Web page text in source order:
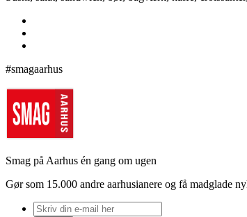
#smagaarhus
Smag på Aarhus én gang om ugen
Gør som 15.000 andre aarhusianere og få madglade